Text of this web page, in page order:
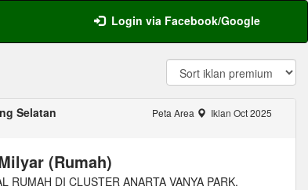
Login via Facebook/Google
Selatan
Peta Area Iklan Oct 2025
(Rumah)
RUMAH DI CLUSTER ANARTA VANYA PARK.